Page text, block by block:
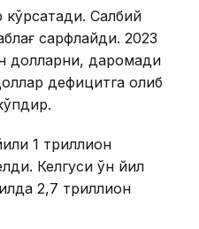
кўрсатади. Салбий
сарфлайди. 2023
долларни, даромади
дефицитга олиб
1 триллион
Келгуси ўн йил
2,7 триллион